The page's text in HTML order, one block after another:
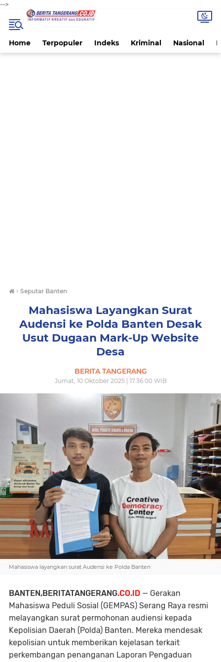
-->
Home Terpopuler Indeks Kriminal Nasional
› Seputar Banten
Mahasiswa Layangkan Surat
Audensi ke Polda Banten Desak
Usut Dugaan Mark-Up Website
Desa
BERITA TANGERANG
Jumat, 10 Oktober 2025 | 17.36.00 WIB
Mahasiswa layangkan surat Audensi ke Polda Banten
BANTEN,BERITATANGERANG.CO.ID — Gerakan
Mahasiswa Peduli Sosial (GEMPAS) Serang Raya resmi
melayangkan surat permohonan audiensi kepada
Kepolisian Daerah (Polda) Banten. Mereka mendesak
kepolisian untuk memberikan kejelasan terkait
perkembangan penanganan Laporan Pengaduan